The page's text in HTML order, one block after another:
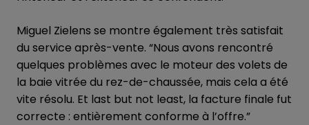
Miguel Zielens se montre également très satisfait
du service après-vente. “Nous avons rencontré
quelques problèmes avec le moteur des volets de
la baie vitrée du rez-de-chaussée, mais cela a été
vite résolu. Et last but not least, la facture finale fut
correcte : entièrement conforme à l’offre.”